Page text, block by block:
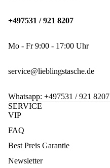
+497531 / 921 8207
Mo - Fr 9:00 - 17:00 Uhr
service@lieblingstasche.de
Whatsapp: +497531 / 921 8207
SERVICE
VIP
FAQ
Best Preis Garantie
Newsletter